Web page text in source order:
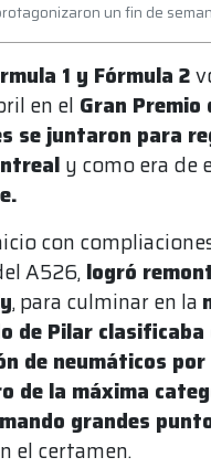
un fin de
1 y Fórmula 2
en el Gran Premio
se juntaron para
y como era de
con
A526, logró
, para culminar en la
de Pilar clasificaba
de neumáticos
de la máxima
grandes
el certamen.